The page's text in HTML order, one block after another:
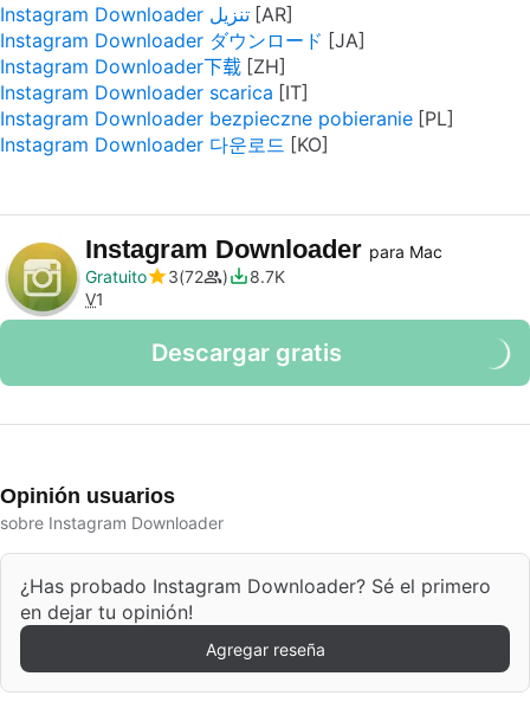
Instagram Downloader تنزيل
Instagram Downloader ダウンロード
Instagram Downloader下载
Instagram Downloader scarica
Instagram Downloader bezpieczne pobieranie
Instagram Downloader 다운로드
Instagram Downloader para Mac
Gratuito
3 72
8.7K
V1
Descargar gratis
Opinión usuarios
sobre Instagram Downloader
¿Has probado Instagram Downloader? Sé el primero
en dejar tu opinión!
Agregar reseña